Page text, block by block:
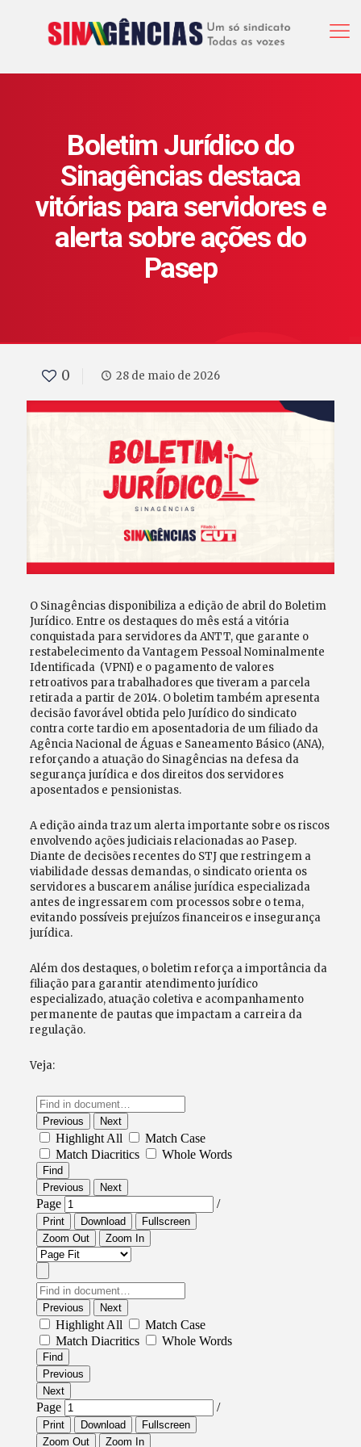
Boletim Jurídico do
Sinagências destaca
vitórias para servidores e
alerta sobre ações do
Pasep
0 28 de maio de 2026
O Sinagências disponibiliza a edição de abril do Boletim
Jurídico. Entre os destaques do mês está a vitória
conquistada para servidores da ANTT, que garante o
restabelecimento da Vantagem Pessoal Nominalmente
Identificada (VPNI) e o pagamento de valores
retroativos para trabalhadores que tiveram a parcela
retirada a partir de 2014. O boletim também apresenta
decisão favorável obtida pelo Jurídico do sindicato
contra corte tardio em aposentadoria de um filiado da
Agência Nacional de Águas e Saneamento Básico (ANA),
reforçando a atuação do Sinagências na defesa da
segurança jurídica e dos direitos dos servidores
aposentados e pensionistas.
A edição ainda traz um alerta importante sobre os riscos
envolvendo ações judiciais relacionadas ao Pasep.
Diante de decisões recentes do STJ que restringem a
viabilidade dessas demandas, o sindicato orienta os
servidores a buscarem análise jurídica especializada
antes de ingressarem com processos sobre o tema,
evitando possíveis prejuízos financeiros e insegurança
jurídica.
Além dos destaques, o boletim reforça a importância da
filiação para garantir atendimento jurídico
especializado, atuação coletiva e acompanhamento
permanente de pautas que impactam a carreira da
regulação.
Veja: